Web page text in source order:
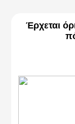
Έρχεται